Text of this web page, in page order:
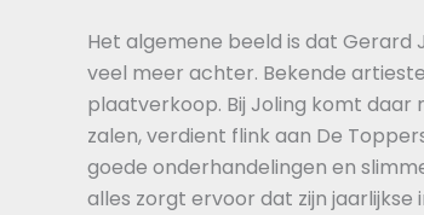
Het algemene beeld is dat Gerard
veel meer achter. Bekende
plaatverkoop. Bij Joling komt daar
zalen, verdient flink aan De
goede onderhandelingen en
alles zorgt ervoor dat zijn